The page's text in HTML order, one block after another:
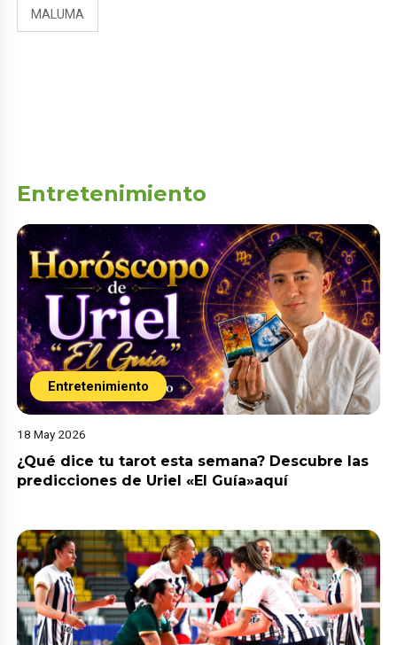
MALUMA
Entretenimiento
Entretenimiento
18 May 2026
¿Qué dice tu tarot esta semana? Descubre las
predicciones de Uriel «El Guía»aquí